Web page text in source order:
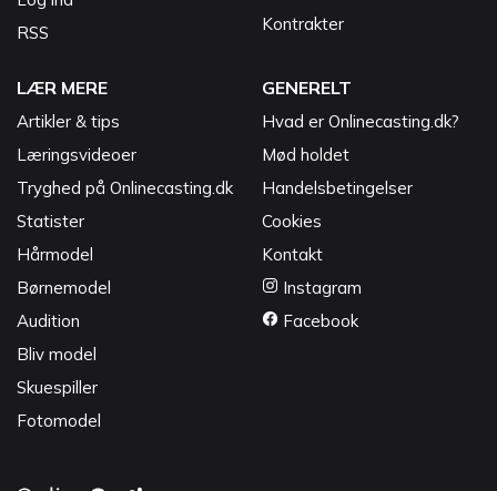
RSS
Kontrakter
LÆR MERE
Artikler & tips
Læringsvideoer
Tryghed på Onlinecasting.dk
Statister
Hårmodel
Børnemodel
Audition
Bliv model
Skuespiller
Fotomodel
GENERELT
Hvad er Onlinecasting.dk?
Mød holdet
Handelsbetingelser
Cookies
Kontakt
Instagram
Facebook